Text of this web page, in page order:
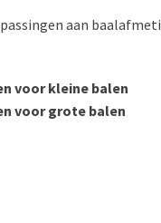
aan
voor kleine balen
voor grote balen